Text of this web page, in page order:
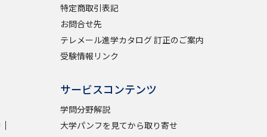
特定商取引表記
お問合せ先
テレメール進学カタログ 訂正のご案内
受験情報リンク
サービスコンテンツ
学問分野解説
大学パンフを見てから取り寄せ